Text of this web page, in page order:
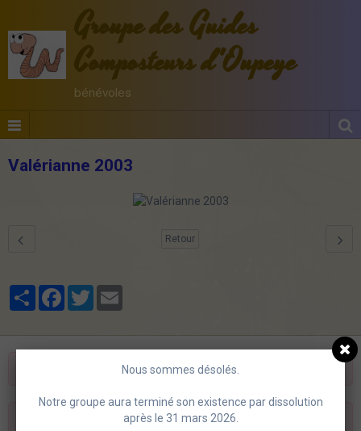
Groupe des Guides
Composteurs d'Oupeye
bénévoles
Valérianne 2003
Retour
PartagerFacebookTwitter
LIENS UTILES .....
CALENDRIER LUNAIRE TRIMESTRIEL
Nous sommes désolés.
Notre groupe aura terminé son existence par dissolution
après le 31 mars 2026.